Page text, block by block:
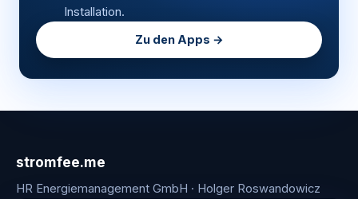
Installation.
Zu den Apps →
stromfee.me
HR Energiemanagement GmbH · Holger Roswandowicz